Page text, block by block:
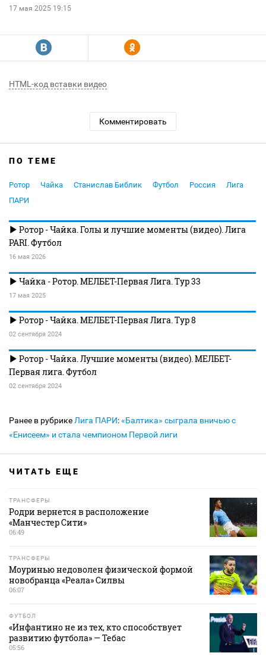
17 мая 2025 19:15
R Y
HTML-код вставки видео
Комментировать
ПО ТЕМЕ
Ротор Чайка Станислав Библик Футбол Россия
Лига
ПАРИ
Ротор - Чайка. Голы и лучшие моменты (видео). Лига
PARI. Футбол
16 мая 2026
Чайка - Ротор. МЕЛБЕТ-Первая Лига. Тур 33
17 мая 2025
Ротор - Чайка. МЕЛБЕТ-Первая Лига. Тур 8
02 сентября 2024
Ротор - Чайка. Лучшие моменты (видео). МЕЛБЕТ-
Первая лига. Футбол
02 сентября 2024
Ранее в рубрике Лига ПАРИ:«Балтика» сыграла вничью с
«Енисеем» и стала чемпионом Первой лиги
ЧИТАТЬ ЕЩЕ
ТРАНСФЕРЫ
Родри вернется в расположение
«Манчестер Сити»
06:49
ТРАНСФЕРЫ
Моуринью недоволен физической формой
новобранца «Реала» Силвы
06:07
ФУТБОЛ
«Инфантино не из тех, кто способствует
развитию футбола» — Тебас
05:56